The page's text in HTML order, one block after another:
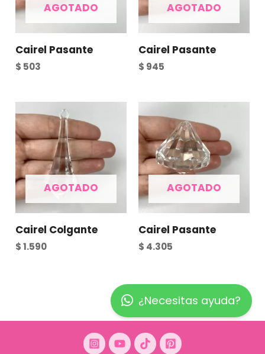
AGOTADO
Cairel Pasante
$ 503
AGOTADO
Cairel Pasante
$ 945
AGOTADO
Cairel Colgante
$1.590
AGOTADO
Cairel Pasante
$ 4.305
¿Necesitas ayuda?